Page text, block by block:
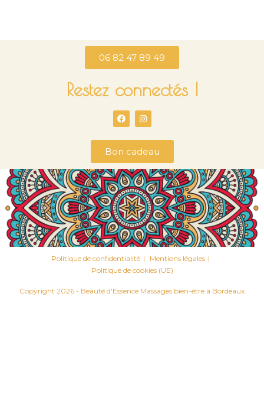
06 82 47 89 49
Restez connectés !
Bon cadeau
Politique de confidentialité
Mentions légales
Politique de cookies (UE)
Copyright 2026 - Beauté d'Essence Massages bien-être à Bordeaux